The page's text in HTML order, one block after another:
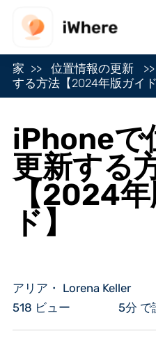
家 位置情報の更新
する方法【2024年版ガイド
iPhoneで
更新する
【2024
ド】
アリア・ Lorena Keller
518 ビュー
5分 で